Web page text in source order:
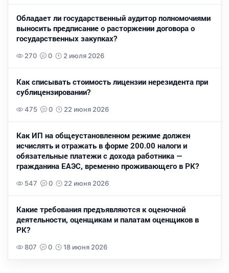
Обладает ли государственный аудитор полномочиями
выносить предписание о расторжении договора о
государственных закупках?
270 0 2 июля 2026
Как списывать стоимость лицензии нерезидента при
сублицензировании?
475 0 22 июня 2026
Как ИП на общеустановленном режиме должен
исчислять и отражать в форме 200.00 налоги и
обязательные платежи с дохода работника —
гражданина ЕАЭС, временно проживающего в РК?
547 0 22 июня 2026
Какие требования предъявляются к оценочной
деятельности, оценщикам и палатам оценщиков в
РК?
807 0 18 июня 2026